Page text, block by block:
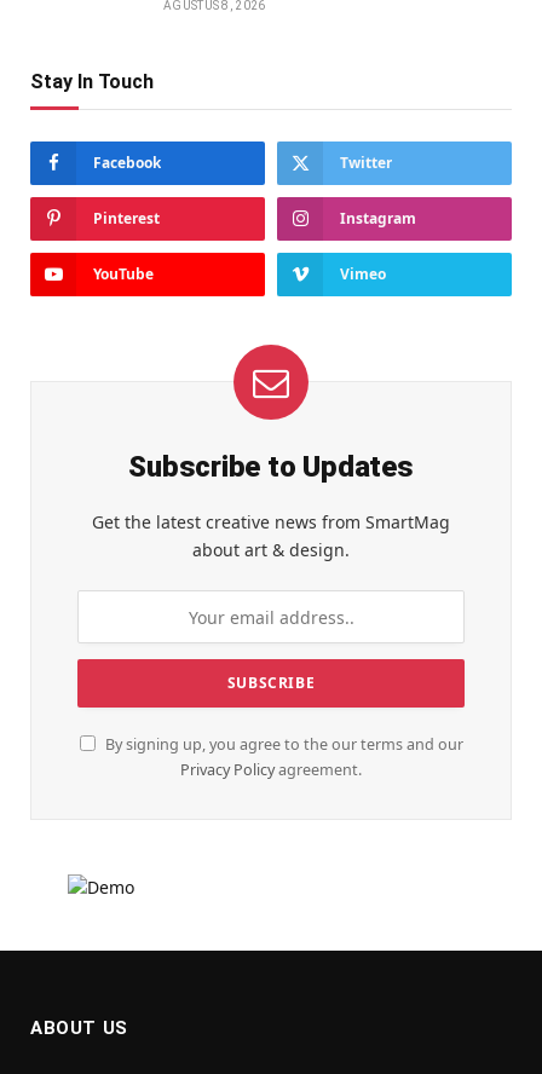
AGUSTUS 8, 2026
Stay In Touch
Facebook Twitter
Pinterest Instagram
YouTube Vimeo
Subscribe to Updates
Get the latest creative news from SmartMag
about art & design.
By signing up, you agree to the our terms and our
Privacy Policyagreement.
ABOUT US